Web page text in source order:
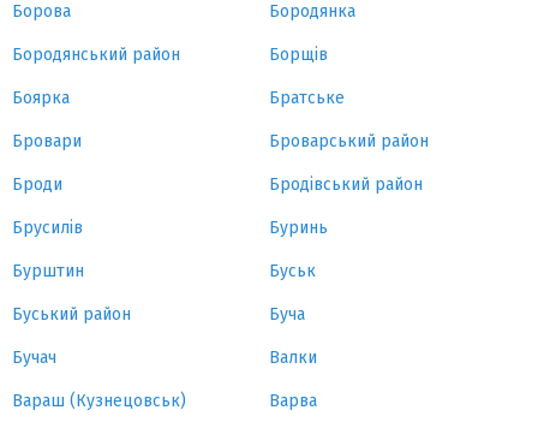
Борова Бородянка
Бородянський район Борщів
Боярка Братське
Бровари Броварський район
Броди Бродівський район
Брусилів Буринь
Бурштин Буськ
Буський район Буча
Бучач Валки
Вараш (Кузнецовськ) Варва